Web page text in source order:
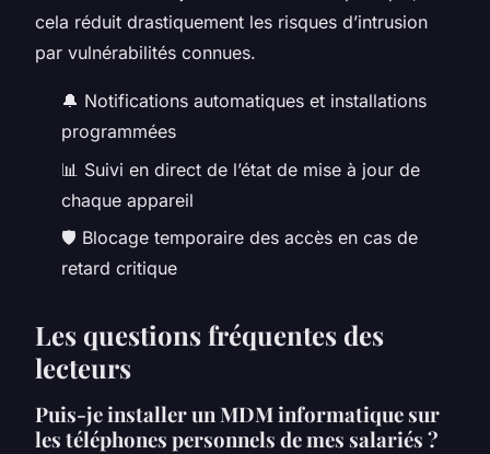
cela réduit drastiquement les risques d’intrusion
par vulnérabilités connues.
🔔 Notifications automatiques et installations
programmées
📊 Suivi en direct de l’état de mise à jour de
chaque appareil
🛡️ Blocage temporaire des accès en cas de
retard critique
Les questions fréquentes des
lecteurs
Puis-je installer un MDM informatique sur
les téléphones personnels de mes salariés ?